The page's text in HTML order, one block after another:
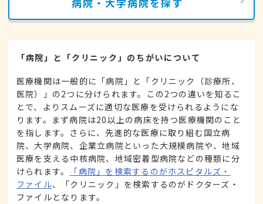
病院・大学病院を探す
「病院」と「クリニック」のちがいについて
医療機関は一般的に「病院」と「クリニック（診療所、
医院）」の2つに分けられます。この2つの違いを知るこ
とで、よりスムーズに適切な医療を受けられるようにな
ります。まず病院は20以上の病床を持つ医療機関のこと
を指します。さらに、先進的な医療に取り組む国立病
院、大学病院、企業立病院といった大規模病院や、地域
医療を支える中核病院、地域密着型病院などの種類に分
けられます。
「病院」を検索するのがホスピタルズ・
ファイル、「クリニック」を検索するのがドクターズ・
ファイルとなります。